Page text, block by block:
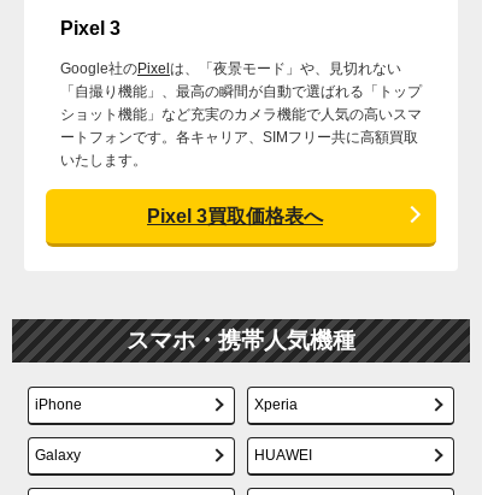
Pixel 3
Google社のPixelは、「夜景モード」や、見切れない
「自撮り機能」、最高の瞬間が自動で選ばれる「トップ
ショット機能」など充実のカメラ機能で人気の高いスマ
ートフォンです。各キャリア、SIMフリー共に高額買取
いたします。
Pixel 3買取価格表へ
スマホ・携帯人気機種
iPhone Xperia
Galaxy HUAWEI